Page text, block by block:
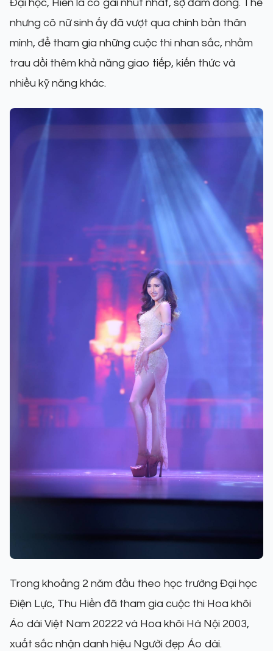
Đại học, Hiền là cô gái nhút nhát, sợ đám đông. Thế
nhưng cô nữ sinh ấy đã vượt qua chính bản thân
mình, để tham gia những cuộc thi nhan sắc, nhằm
trau dồi thêm khả năng giao tiếp, kiến thức và
nhiều kỹ năng khác.
Trong khoảng 2 năm đầu theo học trường Đại học
Điện Lực, Thu Hiền đã tham gia cuộc thi Hoa khôi
Áo dài Việt Nam 20222 và Hoa khôi Hà Nội 2003,
xuất sắc nhận danh hiệu Người đẹp Áo dài.